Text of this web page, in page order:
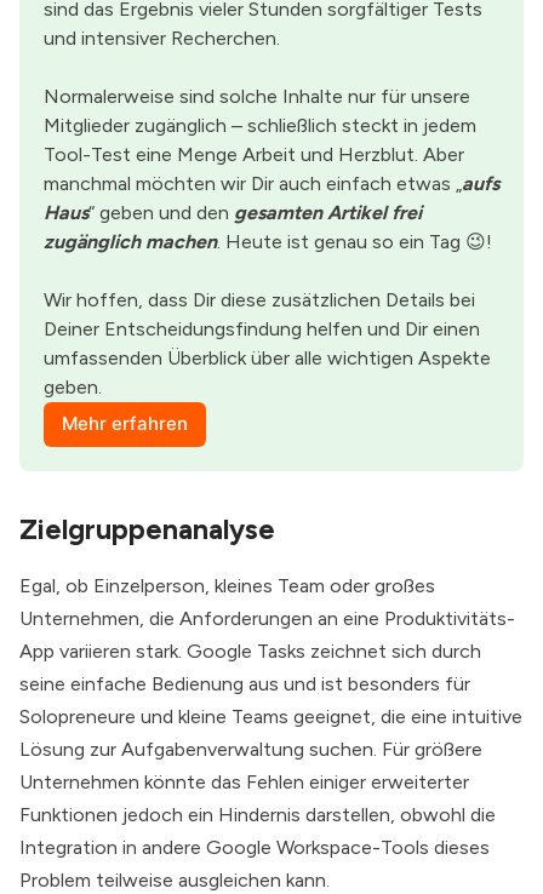
sind das Ergebnis vieler Stunden sorgfältiger Tests
und intensiver Recherchen.
Normalerweise sind solche Inhalte nur für unsere
Mitglieder zugänglich – schließlich steckt in jedem
Tool-Test eine Menge Arbeit und Herzblut. Aber
manchmal möchten wir Dir auch einfach etwas „ aufs
Haus“ geben und den gesamten Artikel frei
zugänglich machen. Heute ist genau so ein Tag 😉!
Wir hoffen, dass Dir diese zusätzlichen Details bei
Deiner Entscheidungsfindung helfen und Dir einen
umfassenden Überblick über alle wichtigen Aspekte
geben.
Mehr erfahren
Zielgruppenanalyse
Egal, ob Einzelperson, kleines Team oder großes
Unternehmen, die Anforderungen an eine Produktivitäts-
App variieren stark. Google Tasks zeichnet sich durch
seine einfache Bedienung aus und ist besonders für
Solopreneure und kleine Teams geeignet, die eine intuitive
Lösung zur Aufgabenverwaltung suchen. Für größere
Unternehmen könnte das Fehlen einiger erweiterter
Funktionen jedoch ein Hindernis darstellen, obwohl die
Integration in andere Google Workspace-Tools dieses
Problem teilweise ausgleichen kann.